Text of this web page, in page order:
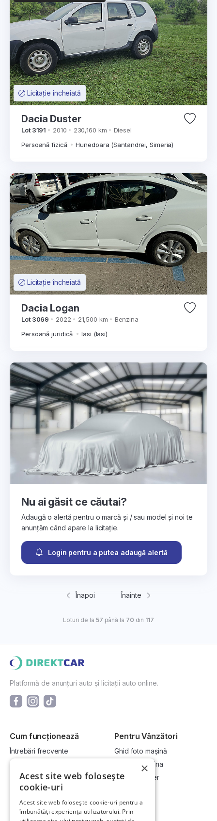
Licitație încheiată
Dacia Duster
Lot 3191 2010 230,160 km
Diesel
Persoană fizică
Hunedoara (Santandrei, Simeria)
Licitație încheiată
Dacia Logan
Lot 3069 2022 21,500 km
Benzina
Persoană juridică
Iasi (Iasi)
Nu ai găsit ce căutai?
Adaugă o alertă pentru o marcă și / sau model și noi te
anunțăm când apare la licitație.
Login pentru a putea adaugă alertă
Înapoi Înainte
Loturi de la 57 până la 70 din 117
Platformă de anunțuri auto și licitații auto online.
Cum funcționează
Întrebări frecvente
Cum vând la licitație?
Pentru Vânzători
Ghid foto mașină
Vinde-ți mașina
Devino dealer
Link-uri utile Compania
×
Acest site web folosește
cookie-uri
Acest site web folosește cookie-uri pentru a
îmbunătăți experiența utilizatorului. Prin